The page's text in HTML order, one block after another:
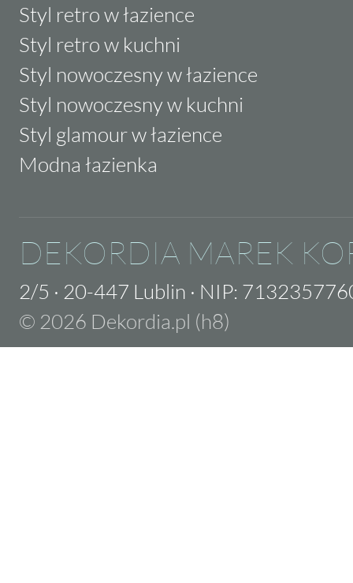
Styl retro w łazience
Styl retro w kuchni
Styl nowoczesny w łazience
Styl nowoczesny w kuchni
Styl glamour w łazience
Modna łazienka
DEKORDIA MAREK
2/5 · 20-447 Lublin · NIP:
© 2026 Dekordia.pl (h8)